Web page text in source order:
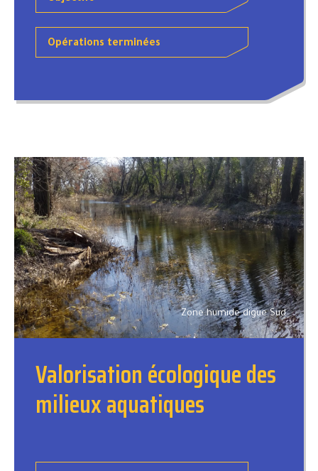
Opérations terminées
Zone humide digue Sud
Valorisation écologique des
milieux aquatiques